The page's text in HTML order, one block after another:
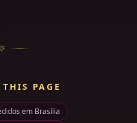
PAGE
em Brasília